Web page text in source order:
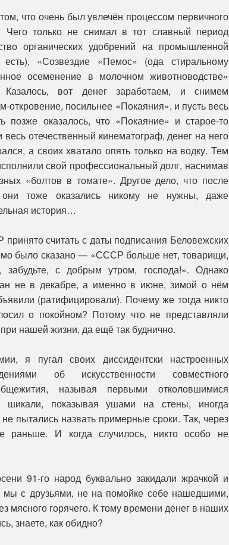
что очень был увлечён процессом первичного
Чего только не снимал в тот славный период
органических удобрений на промышленной
«Созвездие «Пемос» (ода стиральному
осеменение в молочном животноводстве»
Казалось, вот денег заработаем, и снимем
откровение, посильнее «Покаяния», и пусть весь
позже оказалось, что «Покаяние» и старое-то
отечественный кинематограф, денег на него
а своих хватало опять только на водку. Тем
свой профессиональный долг, наснимав
«болтов в томате». Другое дело, что после
они тоже оказались никому не нужны, даже
история…
считать с даты подписания Беловежских
было сказано — «СССР больше нет, товарищи,
забудьте, с добрым утром, господа!». Однако
не в декабре, а именно в июне, зимой о нём
(ратифицировали). Почему же тогда никто
о покойном? Потому что не представляли
при нашей жизни, да ещё так буднично.
я пугал своих диссидентски настроенных
об искусственности совместного
называя первыми отколовшимися
шикали, показывая ушами на стены, иногда
пытались назвать примерные сроки. Так, через
раньше. И когда случилось, никто особо не
91-го народ буквально закидали жрачкой и
с друзьями, не на помойке себе нашедшими,
мясного горячего. К тому времени денег в наших
знаете, как обидно?